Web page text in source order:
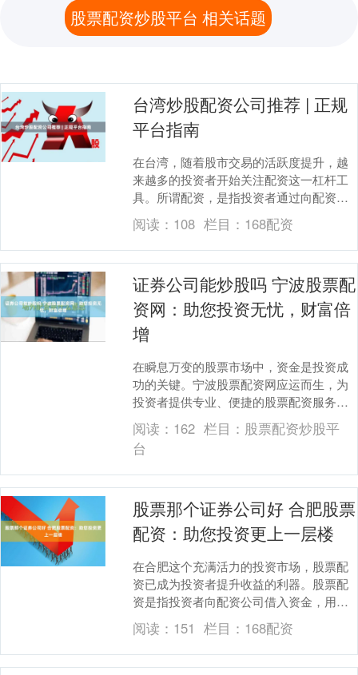
股票配资炒股平台 相关话题
台湾炒股配资公司推荐 | 正规
平台指南
在台湾，随着股市交易的活跃度提升，越
来越多的投资者开始关注配资这一杠杆工
具。所谓配资，是指投资者通过向配资公
司借入资金168配资，以放大自身投资本金
的方式进行股....
阅读： 108 栏目： 168配资
证券公司能炒股吗 宁波股票配
资网：助您投资无忧，财富倍
增
在瞬息万变的股票市场中，资金是投资成
功的关键。宁波股票配资网应运而生，为
投资者提供专业、便捷的股票配资服务，
助您投资无忧，财富倍增。 * **利率：**配
资利率....
阅读： 162 栏目： 股票配资炒股平
台
股票那个证券公司好 合肥股票
配资：助您投资更上一层楼
在合肥这个充满活力的投资市场，股票配
资已成为投资者提升收益的利器。股票配
资是指投资者向配资公司借入资金，用于
股票投资，从而放大投资收益。 * **放大
投资规模：....
阅读： 151 栏目： 168配资